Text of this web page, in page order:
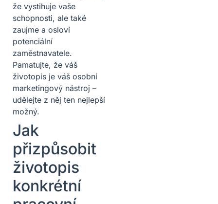
že vystihuje vaše
schopnosti, ale také
zaujme a osloví
potenciální
zaměstnavatele.
Pamatujte, že váš
životopis je váš osobní
marketingový nástroj –
udělejte z něj ten nejlepší
možný.
Jak
přizpůsobit
životopis
konkrétní